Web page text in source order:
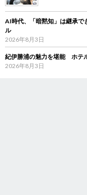
AI時代、「暗黙知」は継承
ル
2026年8月3日
紀伊勝浦の魅力を堪能 ホテ
2026年8月3日